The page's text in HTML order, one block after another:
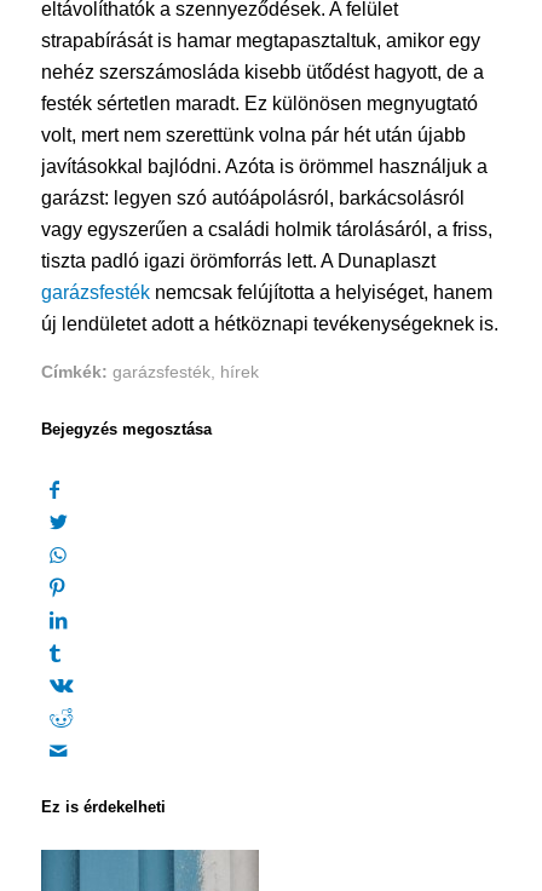
eltávolíthatók a szennyeződések. A felület
strapabírását is hamar megtapasztaltuk, amikor egy
nehéz szerszámosláda kisebb ütődést hagyott, de a
festék sértetlen maradt. Ez különösen megnyugtató
volt, mert nem szerettünk volna pár hét után újabb
javításokkal bajlódni. Azóta is örömmel használjuk a
garázst: legyen szó autóápolásról, barkácsolásról
vagy egyszerűen a családi holmik tárolásáról, a friss,
tiszta padló igazi örömforrás lett. A Dunaplaszt
garázsfestéknemcsak felújította a helyiséget, hanem
új lendületet adott a hétköznapi tevékenységeknek is.
Címkék: garázsfesték, hírek
Bejegyzés megosztása
Ez is érdekelheti